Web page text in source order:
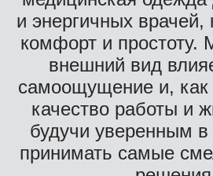
и энергичных врачей,
комфорт и простоту.
внешний вид
самоощущение и, как
качество работы и
будучи уверенным
принимать самые